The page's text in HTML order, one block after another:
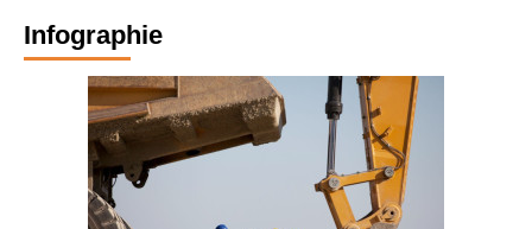
Infographie